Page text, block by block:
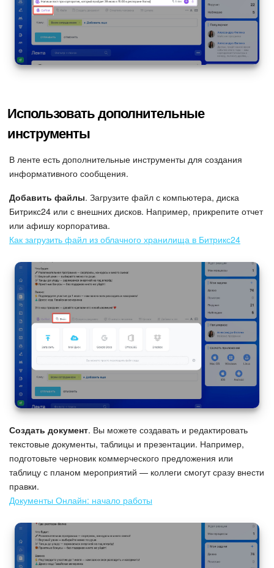
Использовать дополнительные
инструменты
В ленте есть дополнительные инструменты для создания
информативного сообщения.
Добавить файлы. Загрузите файл с компьютера, диска
Битрикс24 или с внешних дисков. Например, прикрепите отчет
или афишу корпоратива.
Как загрузить файл из облачного хранилища в Битрикс24
Создать документ. Вы можете создавать и редактировать
текстовые документы, таблицы и презентации. Например,
подготовьте черновик коммерческого предложения или
таблицу с планом мероприятий — коллеги смогут сразу внести
правки.
Документы Онлайн: начало работы